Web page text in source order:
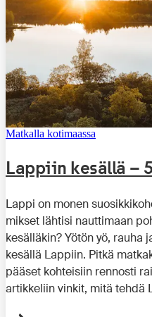
Matkalla kotimaassa
Lappiin kesällä –
Lappi on monen
mikset lähtisi nauttimaan
kesälläkin? Yötön yö, rauha
kesällä Lappiin. Pitkä
pääset kohteisiin rennosti
artikkeliin vinkit, mitä tehdä